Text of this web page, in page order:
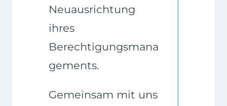
Neuausrichtung
ihres
Berechtigungsmana
gements.
Gemeinsam mit uns